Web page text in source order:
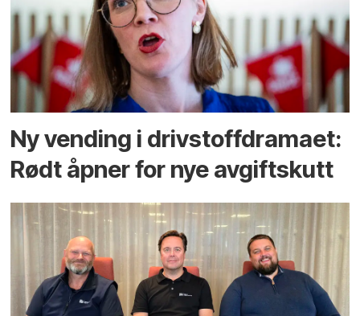
Ny vending i drivstoffdramaet:
Rødt åpner for nye avgiftskutt